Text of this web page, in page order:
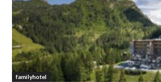
familyhotel